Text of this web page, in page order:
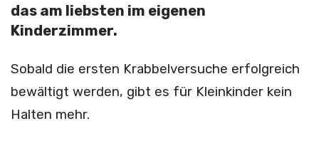
das am liebsten im eigenen
Kinderzimmer.
Sobald die ersten Krabbelversuche erfolgreich
bewältigt werden, gibt es für Kleinkinder kein
Halten mehr.